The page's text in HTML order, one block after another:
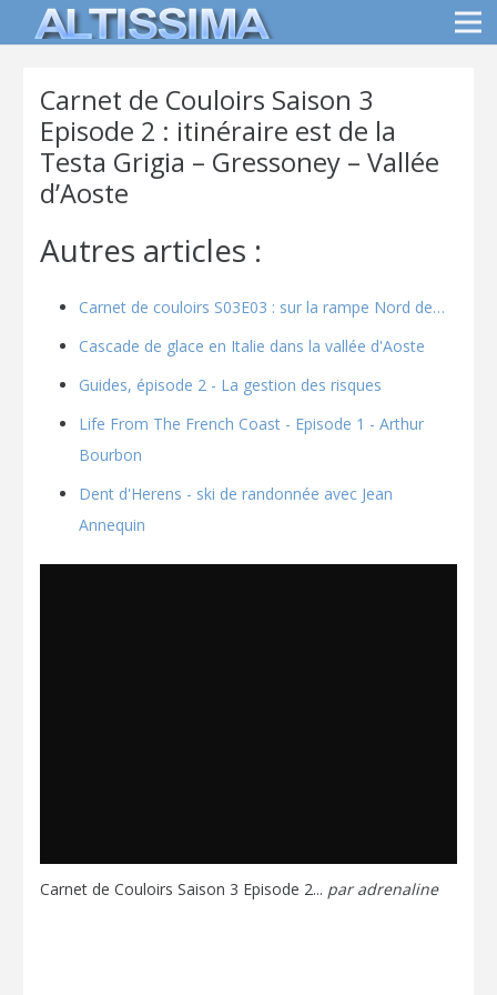
Carnet de Couloirs Saison 3
Episode 2 : itinéraire est de la
Testa Grigia – Gressoney – Vallée
d’Aoste
Autres articles :
Carnet de couloirs S03E03 : sur la rampe Nord de…
Cascade de glace en Italie dans la vallée d'Aoste
Guides, épisode 2 - La gestion des risques
Life From The French Coast - Episode 1 - Arthur
Bourbon
Dent d'Herens - ski de randonnée avec Jean
Annequin
Carnet de Couloirs Saison 3 Episode 2... paradrenaline